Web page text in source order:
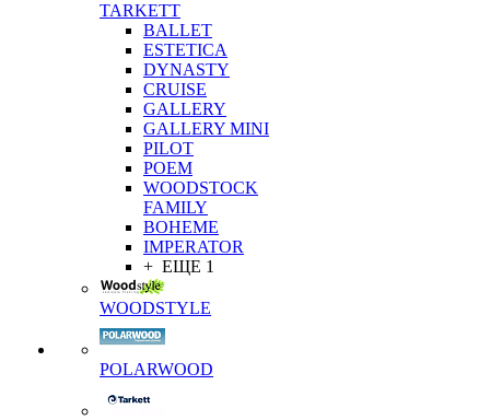
TARKETT
BALLET
ESTETICA
DYNASTY
CRUISE
GALLERY
GALLERY MINI
PILOT
POEM
WOODSTOCK
FAMILY
BOHEME
IMPERATOR
+ ЕЩЕ 1
WOODSTYLE
POLARWOOD